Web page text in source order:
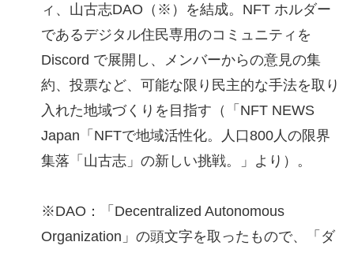
ィ、山古志DAO（※）を結成。NFT ホルダー
であるデジタル住民専用のコミュニティを
Discord で展開し、メンバーからの意見の集
約、投票など、可能な限り民主的な手法を取り
入れた地域づくりを目指す（「NFT NEWS
Japan「NFTで地域活性化。人口800人の限界
集落「山古志」の新しい挑戦。」より）。
※DAO：「Decentralized Autonomous
Organization」の頭文字を取ったもので、「ダ